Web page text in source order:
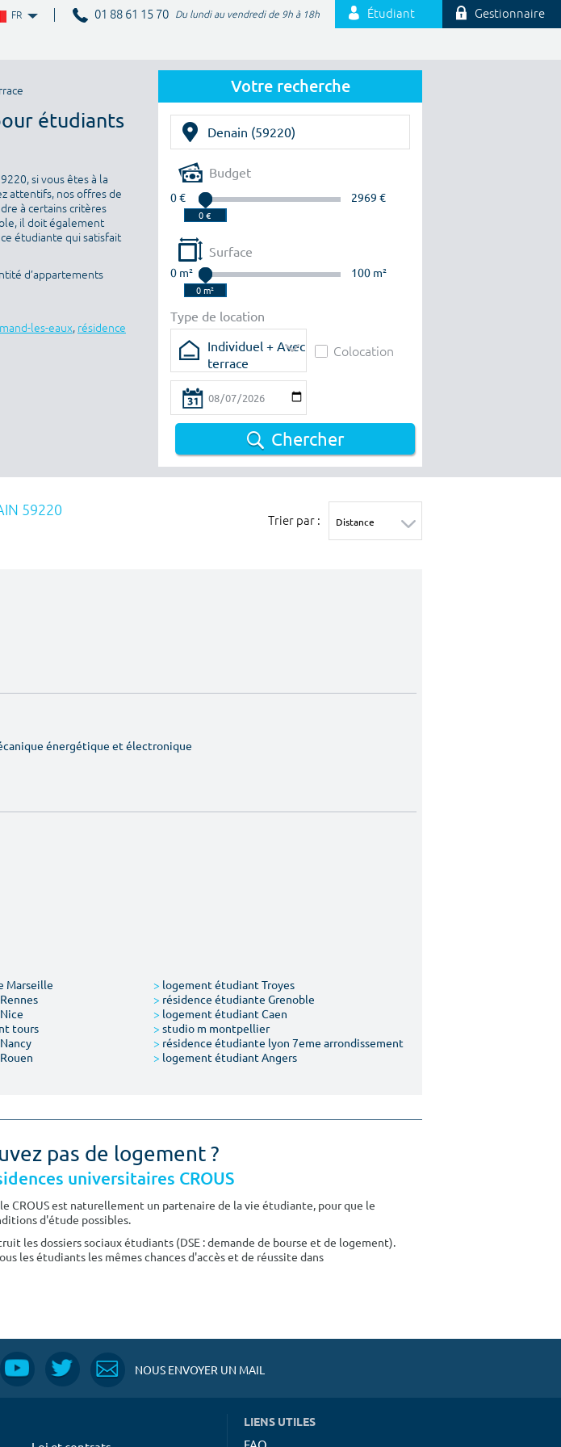
FR 01 88 61 15 70 Du lundi au vendredi de 9h à 18h Étudiant Gestionnaire
Votre recherche
Budget
0 € 2969 €
Surface
0 m² 100 m²
Type de location
Individuel + Avec
terrace
Colocation
Chercher
étudiants
si vous êtes à la
attentifs, nos offres de
à certains critères
il doit également
étudiante qui satisfait
d’appartements
les-eaux, résidence
59220
Trier par :
énergétique et électronique
Marseille > logement étudiant Troyes
> résidence étudiante Grenoble
> logement étudiant Caen
tours > studio m montpellier
> résidence étudiante lyon 7eme arrondissement
> logement étudiant Angers
pas de logement ?
universitaires CROUS
CROUS est naturellement un partenaire de la vie étudiante, pour que le
d'étude possibles.
les dossiers sociaux étudiants (DSE : demande de bourse et de logement).
les étudiants les mêmes chances d'accès et de réussite dans
NOUS ENVOYER UN MAIL
LIENS UTILES